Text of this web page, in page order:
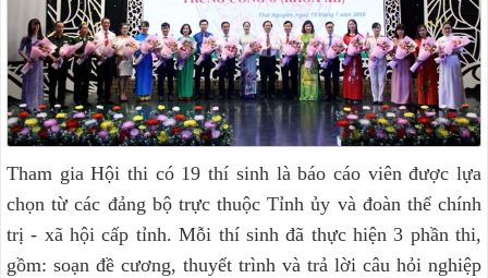
Tham gia Hội thi có 19 thí sinh là báo cáo viên được lựa
chọn từ các đảng bộ trực thuộc Tỉnh ủy và đoàn thể chính
trị - xã hội cấp tỉnh. Mỗi thí sinh đã thực hiện 3 phần thi,
gồm: soạn đề cương, thuyết trình và trả lời câu hỏi nghiệp